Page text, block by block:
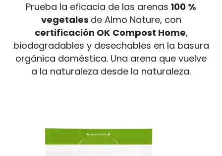
Prueba la eficacia de las arenas 100 %
vegetales de Almo Nature, con
certificación OK Compost Home,
biodegradables y desechables en la basura
orgánica doméstica. Una arena que vuelve
a la naturaleza desde la naturaleza.